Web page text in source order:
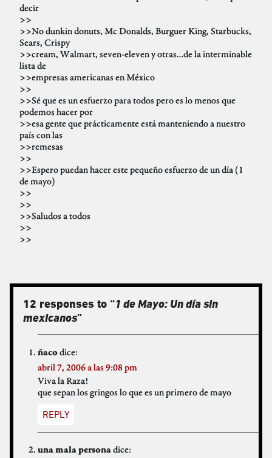
decir
>>
>>No dunkin donuts, Mc Donalds, Burguer King, Starbucks,
Sears, Crispy
>>cream, Walmart, seven-eleven y otras…de la interminable
lista de
>>empresas americanas en México
>>
>>Sé que es un esfuerzo para todos pero es lo menos que
podemos hacer por
>>esa gente que prácticamente está manteniendo a nuestro
país con las
>>remesas
>>
>>Espero puedan hacer este pequeño esfuerzo de un día (1
de mayo)
>>
>>
>>Saludos a todos
>>
>>
12 responses to “1 de Mayo: Un día sin
mexicanos”
ñacodice:
abril 7, 2006 a las 9:08 pm
Viva la Raza!
que sepan los gringos lo que es un primero de mayo
REPLY
una mala personadice: